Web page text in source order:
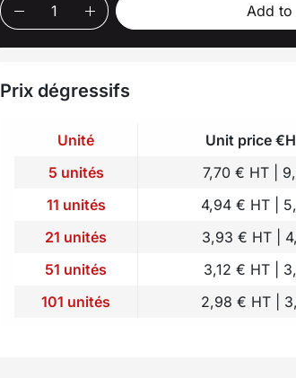
Add to
Prix dégressifs
Unité
Unit price
5 unités
7,70 € HT |
11 unités
4,94 € HT |
21 unités
3,93 € HT |
51 unités
3,12 € HT |
101 unités
2,98 € HT |